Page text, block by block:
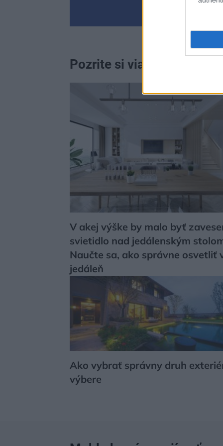
Pozrite si viac
V akej výške by malo byť
svietidlo nad jedálenským
Naučte sa, ako správne osvetliť
jedáleň
Ako vybrať správny druh
výbere